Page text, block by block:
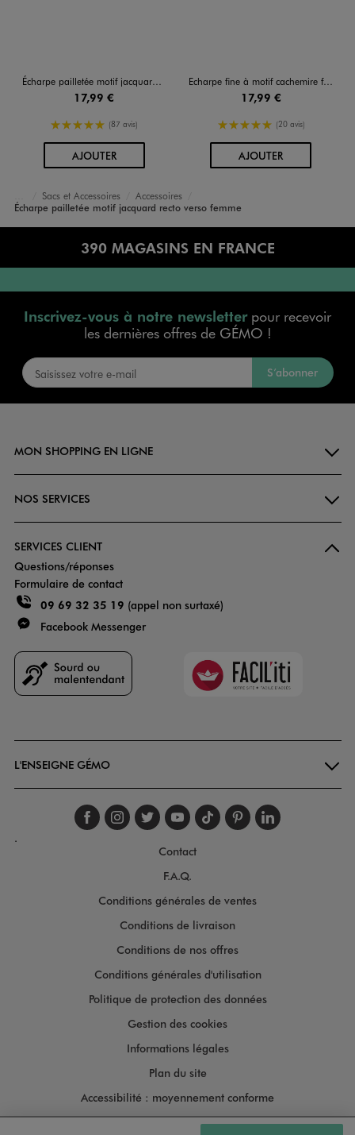
Écharpe pailletée motif jacquard recto verso femme
17,99 €
5/5 de moyenne
(87 avis)
AJOUTERAU PANIER
Echarpe fine à motif cachemire femme
17,99 €
5/5 de moyenne
(20 avis)
AJOUTERAU PANIER
Accueil
Femme
Sacs et Accessoires
Accessoires
Écharpe pailletée motif jacquard recto verso femme
390 MAGASINS EN FRANCE
Inscrivez-vous à notre newsletterpour recevoir
les dernières offres de GÉMO !
S’abonner
MON SHOPPING EN LIGNE
NOS SERVICES
SERVICES CLIENT
Questions/réponses
Formulaire de contact
09 69 32 35 19 (appel non surtaxé)
Facebook Messenger
Faciliti
L'ENSEIGNE GÉMO
Suivez-nous sur
Suivez-nous sur
Suivez-nous sur
Suivez-nous
Suivez-nous
Suivez-
.
Contact
F.A.Q.
Conditions générales de ventes
Conditions de livraison
Conditions de nos offres
Conditions générales d'utilisation
Politique de protection des données
Gestion des cookies
Informations légales
Plan du site
Accessibilité : moyennement conforme